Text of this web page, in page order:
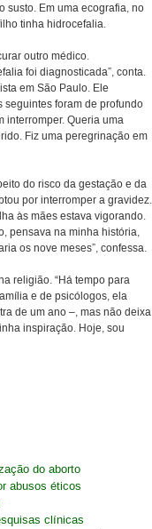
susto. Em uma ecografia, no
tinha hidrocefalia.
outro médico.
foi diagnosticada”, conta.
em São Paulo. Ele
seguintes foram de profundo
interromper. Queria uma
Fiz uma peregrinação em
do risco da gestação e da
por interromper a gravidez.
às mães estava vigorando.
pensava na minha história,
os nove meses”, confessa.
religião. “Há tempo para
e de psicólogos, ela
de um ano –, mas não deixa
inspiração. Hoje, sou
do aborto
abusos éticos
clínicas